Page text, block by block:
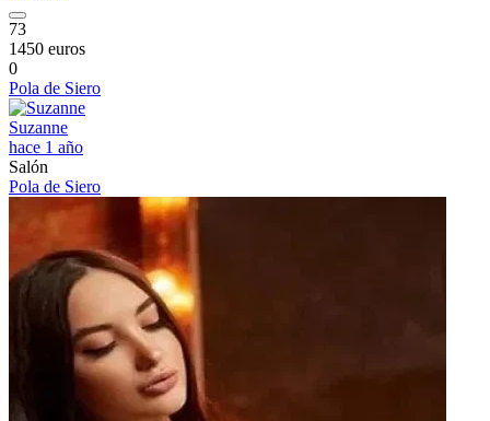
73
1450 euros
0
Pola de Siero
Suzanne
hace 1 año
Salón
Pola de Siero